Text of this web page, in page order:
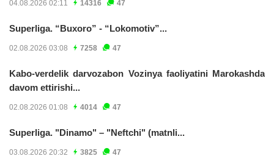
04.08.2026 02:11 14316 47
Superliga. “Buxoro” - “Lokomotiv”...
02.08.2026 03:08 7258 47
Kabo-verdelik darvozabon Vozinya faoliyatini Marokashda
davom ettirishi...
02.08.2026 01:08 4014 47
Superliga. "Dinamo" – "Neftchi" (matnli...
03.08.2026 20:32 3825 47